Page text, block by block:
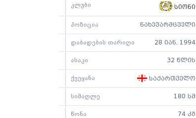
კლუბი სიონი
პოზიცია ნახევარმცველი
დაბადების თარიღი 28 იან. 1994
ასაკი 32 წლის
ქვეყანა საქართველო
სიმაღლე 180 სმ
წონა 74 კგ